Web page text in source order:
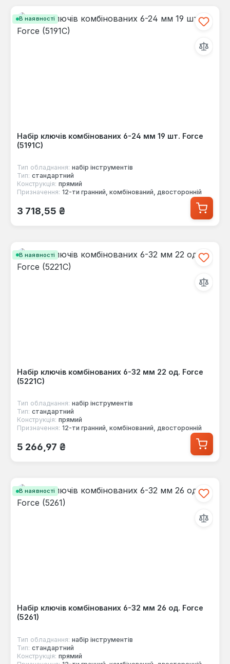
В наявності
Набір ключів комбінованих 6-24 мм 19 шт. Force
(5191C)
Тип обладнання: набір інструментів
Тип: стандартний
Конструкція: прямий
Призначення: 12-ти гранний, комбінований, двосторонній
Звичайна ціна:
3 718,55 ₴
В наявності
Набір ключів комбінованих 6-32 мм 22 од. Force
(5221C)
Тип обладнання: набір інструментів
Тип: стандартний
Конструкція: прямий
Призначення: 12-ти гранний, комбінований, двосторонній
Звичайна ціна:
5 266,97 ₴
В наявності
Набір ключів комбінованих 6-32 мм 26 од. Force
(5261)
Тип обладнання: набір інструментів
Тип: стандартний
Конструкція: прямий